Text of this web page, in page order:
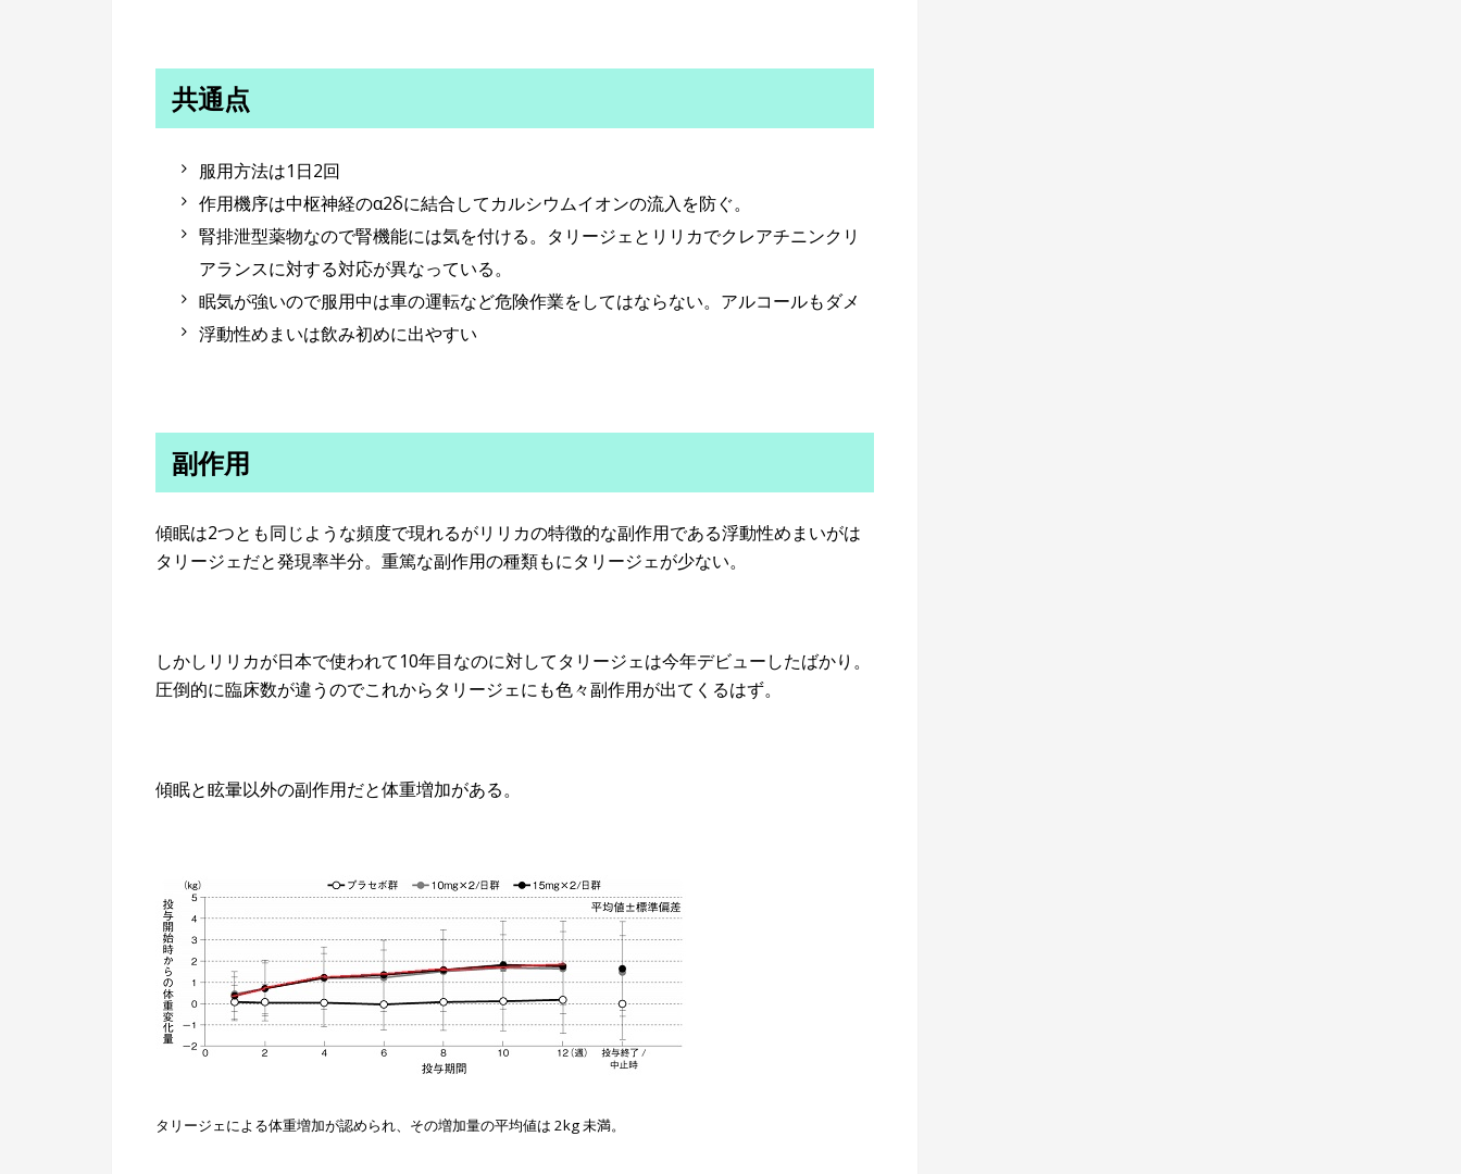
共通点
服用方法は1日2回
作用機序は中枢神経のα2δに結合してカルシウムイオンの流入を防ぐ。
腎排泄型薬物なので腎機能には気を付ける。タリージェとリリカでクレアチニンクリ
アランスに対する対応が異なっている。
眠気が強いので服用中は車の運転など危険作業をしてはならない。アルコールもダメ
浮動性めまいは飲み初めに出やすい
副作用
傾眠は2つとも同じような頻度で現れるがリリカの特徴的な副作用である浮動性めまいがは
タリージェだと発現率半分。重篤な副作用の種類もにタリージェが少ない。
しかしリリカが日本で使われて10年目なのに対してタリージェは今年デビューしたばかり。
圧倒的に臨床数が違うのでこれからタリージェにも色々副作用が出てくるはず。
傾眠と眩暈以外の副作用だと体重増加がある。
タリージェによる体重増加が認められ、その増加量の平均値は 2kg 未満。